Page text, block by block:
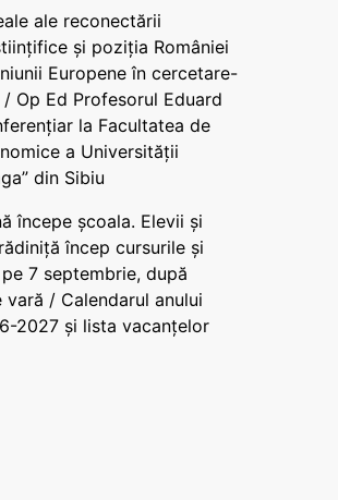
ale reconectării
și poziția României
Europene în cercetare-
Op Ed Profesorul Eduard
la Facultatea de
a Universității
din Sibiu
începe școala. Elevii și
încep cursurile și
7 septembrie, după
vară / Calendarul anului
2027 și lista vacanțelor